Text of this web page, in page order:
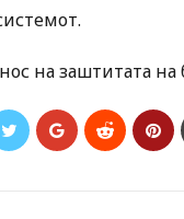
на заштитата на